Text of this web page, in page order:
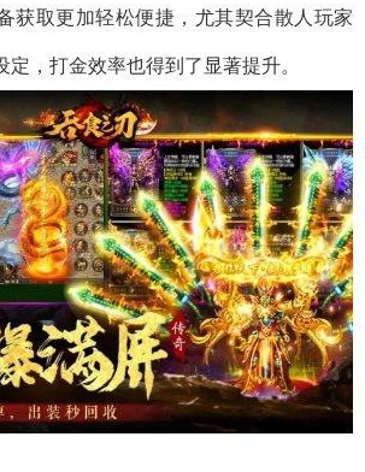
获取更加轻松便捷，尤其契合散人玩家
定，打金效率也得到了显著提升。